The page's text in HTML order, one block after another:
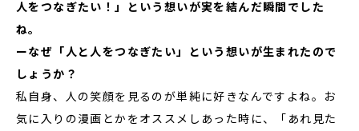
人をつなぎたい！」という想いが実を結んだ瞬間でした
ね。
ーなぜ「人と人をつなぎたい」という想いが生まれたので
しょうか？
私自身、人の笑顔を見るのが単純に好きなんですよね。お
気に入りの漫画とかをオススメしあった時に、「あれ見た